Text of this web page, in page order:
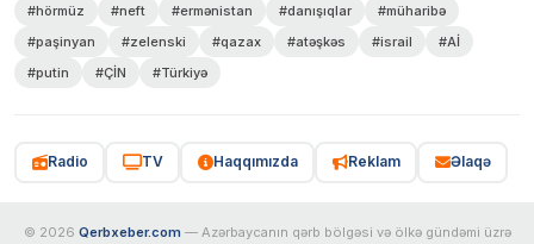
#hörmüz
#neft #ermənistan #danışıqlar
#müharibə
#paşinyan
#zelenski #qazax #atəşkəs #israil
#Aİ
#putin
#ÇİN #Türkiyə
Radio TV Haqqımızda Reklam Əlaqə
© 2026 Qerbxeber.com — Azərbaycanın qərb bölgəsi və ölkə gündəmi üzrə